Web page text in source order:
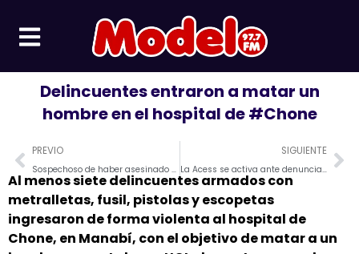
contenido
Delincuentes entraron a matar un
hombre en el hospital de #Chone
Prev
PREVIO
Sospechoso de haber asesinado a dos niñas en Guayaquil fue hallado muerto
SIGUIENTE
La Acess se activa ante denuncias y clausura un establecimiento clandestino para tratar adicciones en #Portoviejo.
Al menos siete delincuentes armados con
metralletas, fusil, pistolas y escopetas
ingresaron de forma violenta al hospital de
Chone, en Manabí, con el objetivo de matar a un